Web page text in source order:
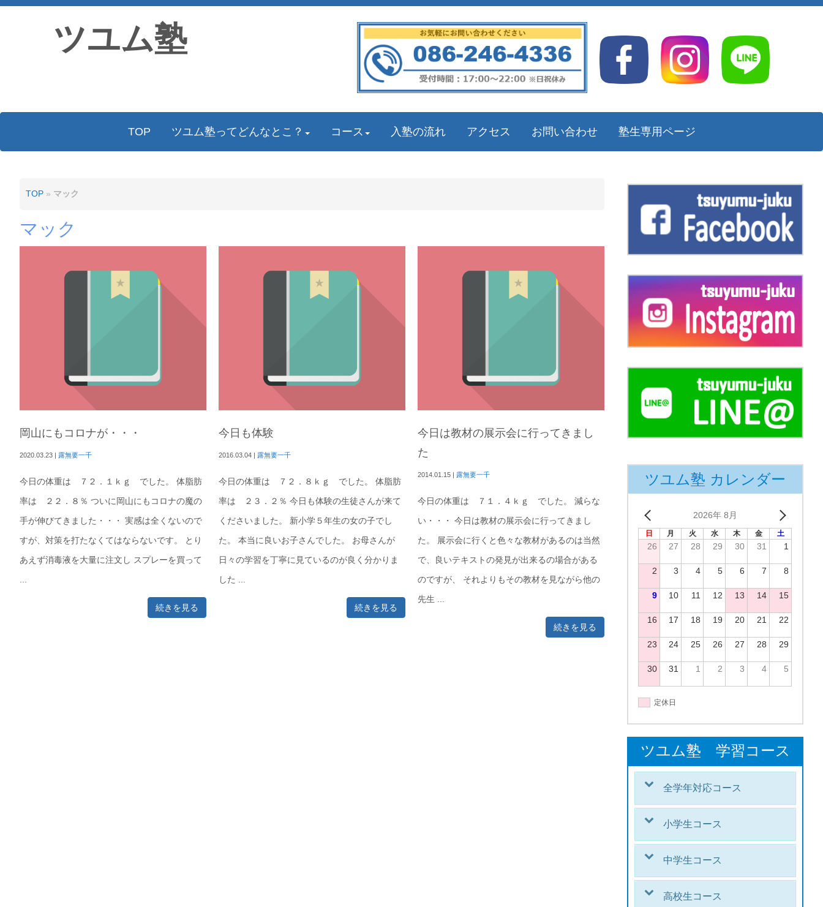
ツユム塾
TOP ツユム塾ってどんなとこ？ コース 入塾の流れ アクセス お問い合わせ 塾生専用ページ
TOP » マック
マック
岡山にもコロナが・・・
2020.03.23 | 露無要一千
今日の体重は ７２．１ｋｇ でした。 体脂肪
率は ２２．８％ ついに岡山にもコロナの魔の
手が伸びてきました・・・ 実感は全くないので
すが、対策を打たなくてはならないです。 とり
あえず消毒液を大量に注文し スプレーを買って
...
続きを見る
今日も体験
2016.03.04| 露無要一千
今日の体重は ７２．８ｋｇ でした。 体脂肪
率は ２３．２％ 今日も体験の生徒さんが来て
くださいました。 新小学５年生の女の子でし
た。 本当に良いお子さんでした。 お母さんが
日々の学習を丁寧に見ているのが良く分かりま
した ...
続きを見る
今日は教材の展示会に行ってきまし
た
2014.01.15| 露無要一千
今日の体重は ７１．４ｋｇ でした。 減らな
い・・・ 今日は教材の展示会に行ってきまし
た。 展示会に行くと色々な教材があるのは当然
で、良いテキストの発見が出来るの場合がある
のですが、 それよりもその教材を見ながら他の
先生 ...
続きを見る
ツユム塾 カレンダー
2026年 8月
日 月 火 水 木 金 土
26 27 28 29 30 31 1
2 3 4 5 6 7 8
9 10 11 12 13 14 15
16 17 18 19 20 21 22
23 24 25 26 27 28 29
30 31 1 2 3 4 5
定休日
ツユム塾 学習コース
全学年対応コース
小学生コース
中学生コース
高校生コース